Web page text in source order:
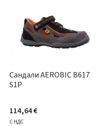
Сандали AEROBIC B617
S1P
114,64 €
С НДС